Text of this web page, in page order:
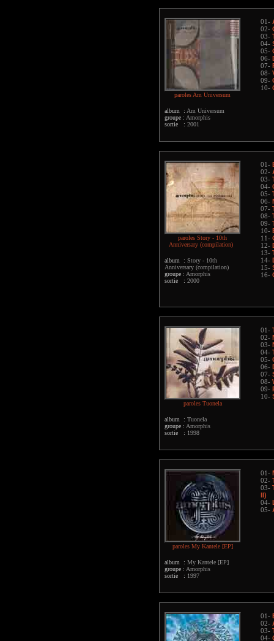
paroles Am Universum
album : Am Universum
groupe : Amorphis
sortie : 2001
01-
02-
03-
04-
05-
06-
07-
08-
09-
10-
paroles Story - 10th
Anniversary (compilation)
album : Story - 10th
Anniversary (compilation)
groupe : Amorphis
sortie : 2000
01-
02-
03-
04-
05-
06-
07-
08-
09-
10-
11-
12-
13-
14-
15-
16-
paroles Tuonela
album : Tuonela
groupe : Amorphis
sortie : 1998
01-
02-
03-
04-
05-
06-
07-
08-
09-
10-
paroles My Kantele [EP]
album : My Kantele [EP]
groupe : Amorphis
sortie : 1997
01-
02-
03-
II)
04-
05-
01-
02-
03-
04-